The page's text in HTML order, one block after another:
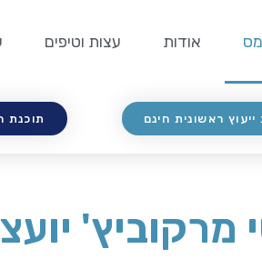
אודות עצות וטיפים
ראשונית חינם תוכנת
מרקוביץ'